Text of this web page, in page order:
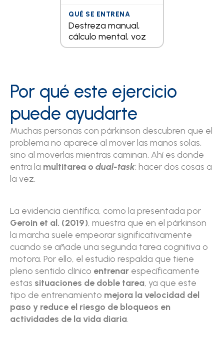
Destreza manual,
cálculo mental, voz
Por qué este ejercicio
puede ayudarte
Muchas personas con párkinson descubren que el
problema no aparece al mover las manos solas,
sino al moverlas mientras caminan. Ahí es donde
entra la multitarea o dual-task: hacer dos cosas a
la vez.
La evidencia científica, como la presentada por
Geroin et al. (2019), muestra que en el párkinson
la marcha suele empeorar significativamente
cuando se añade una segunda tarea cognitiva o
motora. Por ello, el estudio respalda que tiene
pleno sentido clínico entrenar específicamente
estas situaciones de doble tarea, ya que este
tipo de entrenamiento mejora la velocidad del
paso y reduce el riesgo de bloqueos en
actividades de la vida diaria.